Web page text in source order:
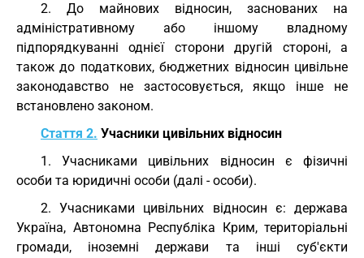
2. До майнових відносин, заснованих на
адміністративному або іншому владному
підпорядкуванні однієї сторони другій стороні, а
також до податкових, бюджетних відносин цивільне
законодавство не застосовується, якщо інше не
встановлено законом.
Стаття 2. Учасники цивільних відносин
1. Учасниками цивільних відносин є фізичні
особи та юридичні особи (далі - особи).
2. Учасниками цивільних відносин є: держава
Україна, Автономна Республіка Крим, територіальні
громади, іноземні держави та інші суб'єкти